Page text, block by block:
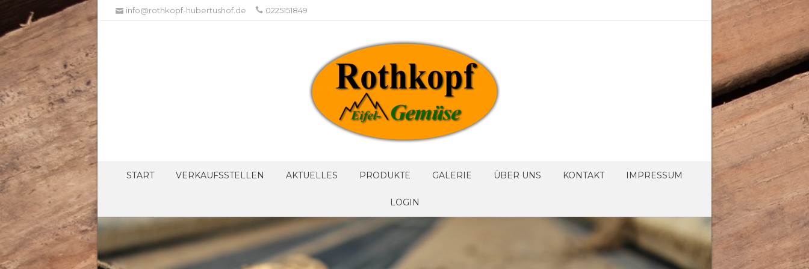
info@rothkopf-hubertushof.de 0225151849
START VERKAUFSSTELLEN AKTUELLES PRODUKTE GALERIE ÜBER UNS KONTAKT IMPRESSUM
LOGIN